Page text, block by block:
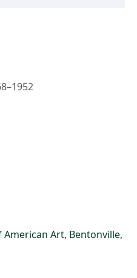
Art, Bentonville,